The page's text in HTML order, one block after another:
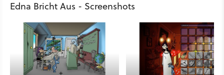
Edna Bricht Aus - Screenshots